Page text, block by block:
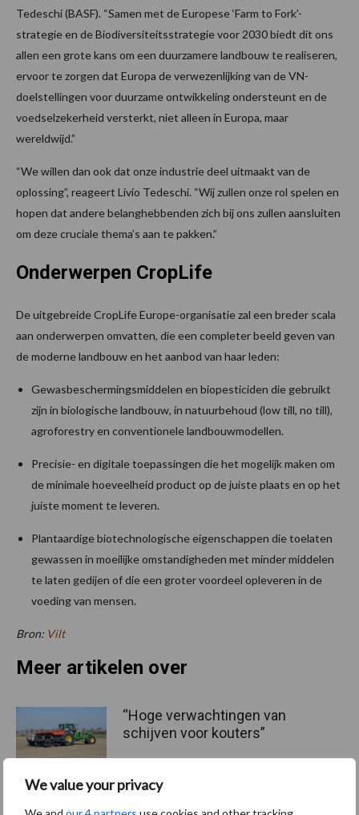
We value your privacy
Tedeschi (BASF). “Samen met de Europese ‘Farm to Fork’-
strategie en de Biodiversiteitsstrategie voor 2030 biedt dit ons
allen een grote kans om een duurzamere landbouw te realiseren,
ervoor te zorgen dat Europa de verwezenlijking van de VN-
doelstellingen voor duurzame ontwikkeling ondersteunt en de
voedselzekerheid versterkt, niet alleen in Europa, maar
wereldwijd.”
“We willen dan ook dat onze industrie deel uitmaakt van de
oplossing”, reageert Livio Tedeschi. “Wij zullen onze rol spelen en
hopen dat andere belanghebbenden zich bij ons zullen aansluiten
om deze cruciale thema’s aan te pakken.”
Onderwerpen CropLife
De uitgebreide CropLife Europe-organisatie zal een breder scala
aan onderwerpen omvatten, die een completer beeld geven van
de moderne landbouw en het aanbod van haar leden:
Gewasbeschermingsmiddelen en biopesticiden die gebruikt
zijn in biologische landbouw, in natuurbehoud (low till, no till),
agroforestry en conventionele landbouwmodellen.
Precisie- en digitale toepassingen die het mogelijk maken om
de minimale hoeveelheid product op de juiste plaats en op het
juiste moment te leveren.
Plantaardige biotechnologische eigenschappen die toelaten
gewassen in moeilijke omstandigheden met minder middelen
te laten gedijen of die een groter voordeel opleveren in de
voeding van mensen.
Bron: Vilt
Meer artikelen over
“Hoge verwachtingen van
schijven voor kouters”